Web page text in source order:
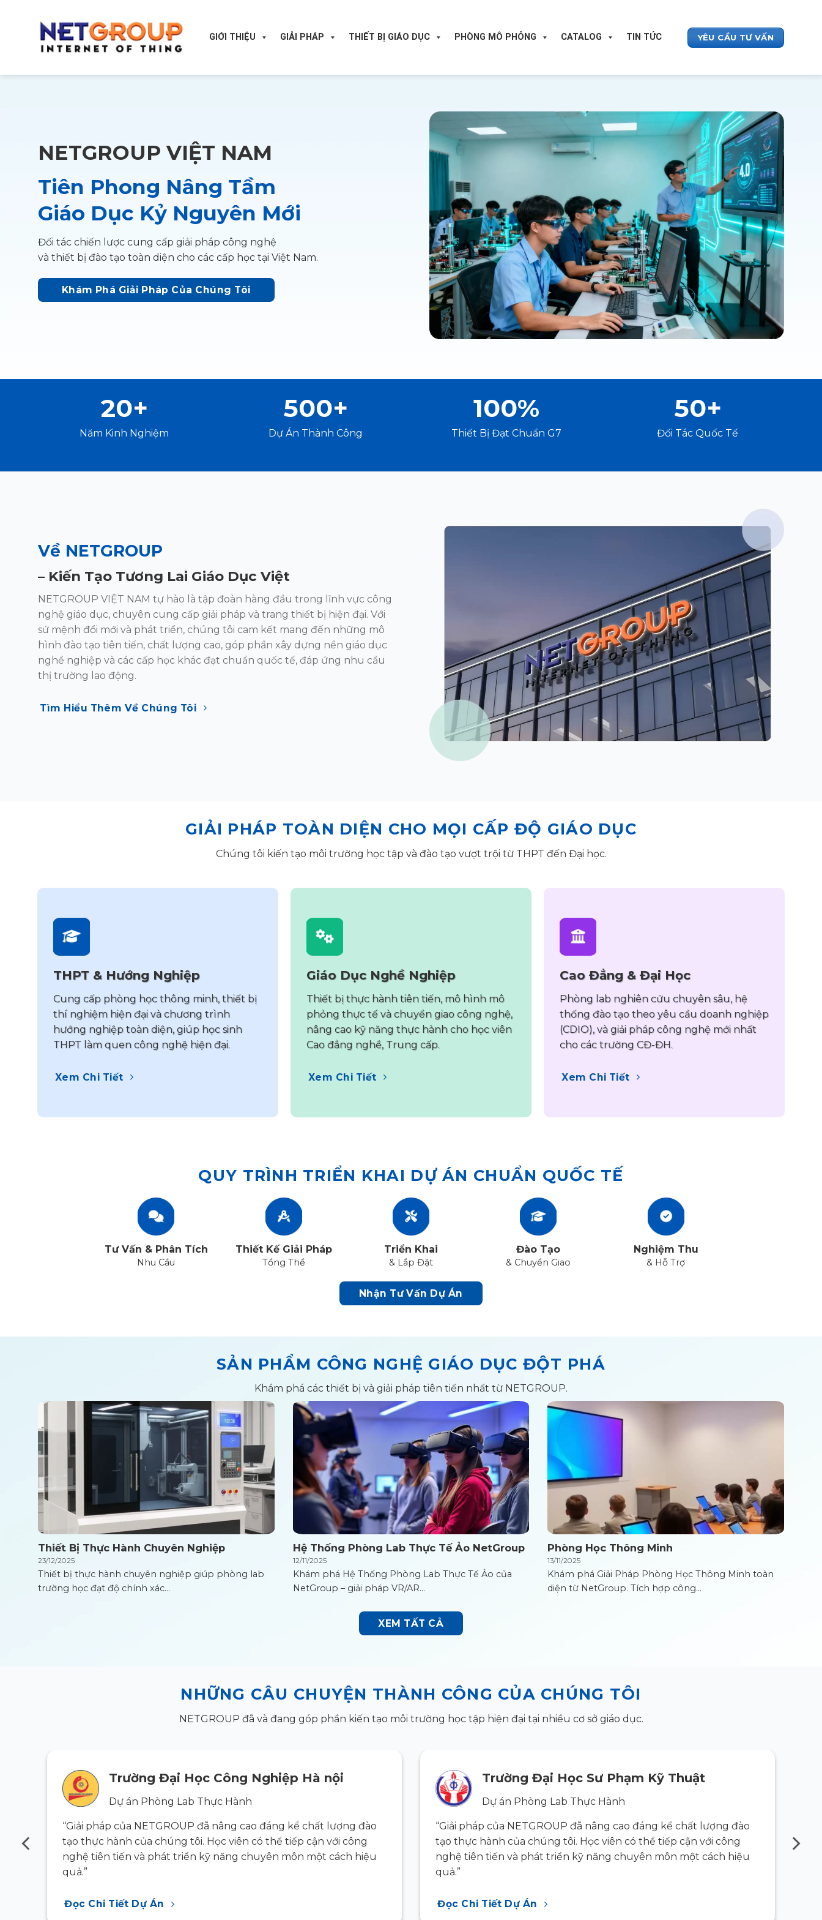
GIỚI THIỆU GIẢI PHÁP THIẾT BỊ GIÁO DỤC PHÒNG MÔ PHỎNG CATALOG TIN TỨC YÊU CẦU TƯ VẤN
NETGROUP VIỆT NAM
Tiên Phong Nâng Tầm
Giáo Dục Kỷ Nguyên Mới
Đối tác chiến lược cung cấp giải pháp công nghệ
và thiết bị đào tạo toàn diện cho các cấp học tại Việt Nam.
Khám Phá Giải Pháp Của Chúng Tôi
20+
Năm Kinh Nghiệm
500+
Dự Án Thành Công
100%
Thiết Bị Đạt Chuẩn G7
50+
Đối Tác Quốc Tế
Về NETGROUP
– Kiến Tạo Tương Lai Giáo Dục Việt
NETGROUP VIỆT NAM tự hào là tập đoàn hàng đầu trong lĩnh vực công
nghệ giáo dục, chuyên cung cấp giải pháp và trang thiết bị hiện đại. Với
sứ mệnh đổi mới và phát triển, chúng tôi cam kết mang đến những mô
hình đào tạo tiên tiến, chất lượng cao, góp phần xây dựng nền giáo dục
nghề nghiệp và các cấp học khác đạt chuẩn quốc tế, đáp ứng nhu cầu
thị trường lao động.
Tìm Hiểu Thêm Về Chúng Tôi
GIẢI PHÁP TOÀN DIỆN CHO MỌI CẤP ĐỘ GIÁO DỤC
Chúng tôi kiến tạo môi trường học tập và đào tạo vượt trội từ THPT đến Đại học.
THPT & Hướng Nghiệp
Cung cấp phòng học thông minh, thiết bị
thí nghiệm hiện đại và chương trình
hướng nghiệp toàn diện, giúp học sinh
THPT làm quen công nghệ hiện đại.
Xem Chi Tiết
Giáo Dục Nghề Nghiệp
Thiết bị thực hành tiên tiến, mô hình mô
phỏng thực tế và chuyển giao công nghệ,
nâng cao kỹ năng thực hành cho học viên
Cao đẳng nghề, Trung cấp.
Xem Chi Tiết
Cao Đẳng & Đại Học
Phòng lab nghiên cứu chuyên sâu, hệ
thống đào tạo theo yêu cầu doanh nghiệp
(CDIO), và giải pháp công nghệ mới nhất
cho các trường CĐ-ĐH.
Xem Chi Tiết
QUY TRÌNH TRIỂN KHAI DỰ ÁN CHUẨN QUỐC TẾ
Tư Vấn & Phân Tích
Nhu Cầu
Thiết Kế Giải Pháp
Tổng Thể
Triển Khai
& Lắp Đặt
Đào Tạo
& Chuyển Giao
Nghiệm Thu
& Hỗ Trợ
Nhận Tư Vấn Dự Án
SẢN PHẨM CÔNG NGHỆ GIÁO DỤC ĐỘT PHÁ
Khám phá các thiết bị và giải pháp tiên tiến nhất từ NETGROUP.
Thiết Bị Thực Hành Chuyên Nghiệp
23/12/2025
Thiết bị thực hành chuyên nghiệp giúp phòng lab
trường học đạt độ chính xác...
Hệ Thống Phòng Lab Thực Tế Ảo NetGroup
12/11/2025
Khám phá Hệ Thống Phòng Lab Thực Tế Ảo của
NetGroup – giải pháp VR/AR...
Phòng Học Thông Minh
13/11/2025
Khám phá Giải Pháp Phòng Học Thông Minh toàn
diện từ NetGroup. Tích hợp công...
XEM TẤT CẢ
NHỮNG CÂU CHUYỆN THÀNH CÔNG CỦA CHÚNG TÔI
NETGROUP đã và đang góp phần kiến tạo môi trường học tập hiện đại tại nhiều cơ sở giáo dục.
Trường Đại Học Công Nghiệp Hà nội
Dự án Phòng Lab Thực Hành
“Giải pháp của NETGROUP đã nâng cao đáng kể chất lượng đào
tạo thực hành của chúng tôi. Học viên có thể tiếp cận với công
nghệ tiên tiến và phát triển kỹ năng chuyên môn một cách hiệu
quả.”
Đọc Chi Tiết Dự Án
Trường Đại Học Sư Phạm Kỹ Thuật
Dự án Phòng Lab Thực Hành
“Giải pháp của NETGROUP đã nâng cao đáng kể chất lượng đào
tạo thực hành của chúng tôi. Học viên có thể tiếp cận với công
nghệ tiên tiến và phát triển kỹ năng chuyên môn một cách hiệu
quả.”
Đọc Chi Tiết Dự Án
tạo